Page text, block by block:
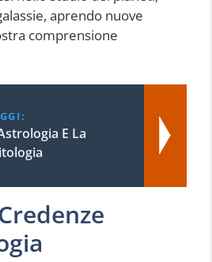
aprendo nuove
comprensione
E La